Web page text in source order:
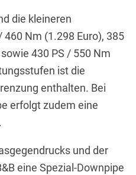
die kleineren
Nm (1.298 Euro), 385
430 PS / 550 Nm
ist die
enthalten. Bei
erfolgt zudem eine
und der
eine Spezial-Downpipe